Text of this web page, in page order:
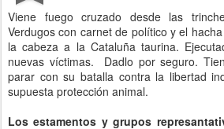
Viene fuego cruzado desde las
Verdugos con carnet de político y el
la cabeza a la Cataluña taurina.
nuevas víctimas. Dadlo por seguro.
parar con su batalla contra la libertad
supuesta protección animal.
Los estamentos y grupos